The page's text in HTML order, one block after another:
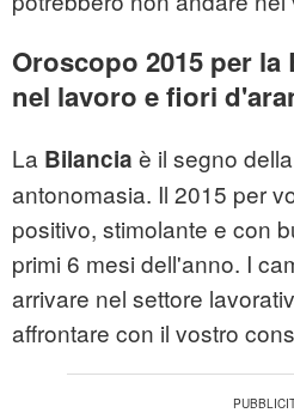
Oroscopo 2015 per
nel lavoro e fiori
La Bilancia è il segno
antonomasia. Il 2015 per
positivo, stimolante e con
primi 6 mesi dell'anno. I
arrivare nel settore
affrontare con il vostro